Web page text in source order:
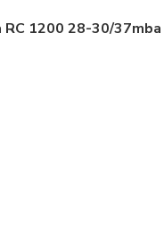
1200 28-30/